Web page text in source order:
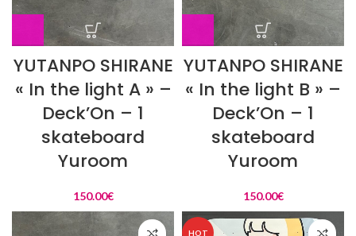
YUTANPO SHIRANE
« In the light A » –
Deck’On – 1
skateboard
Yuroom
150.00€
YUTANPO SHIRANE
« In the light B » –
Deck’On – 1
skateboard
Yuroom
150.00€
HOT